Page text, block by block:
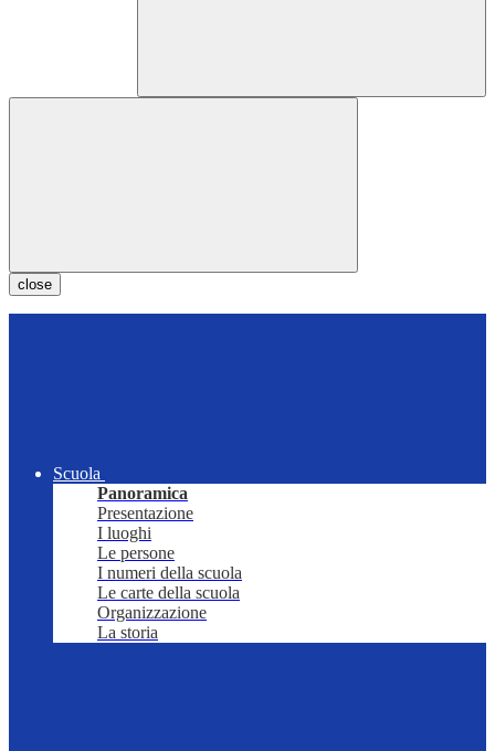
close
Scuola
Panoramica
Presentazione
I luoghi
Le persone
I numeri della scuola
Le carte della scuola
Organizzazione
La storia